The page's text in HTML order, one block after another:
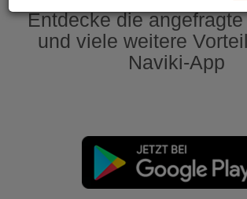
Entdecke die
und viele weitere
Naviki-App